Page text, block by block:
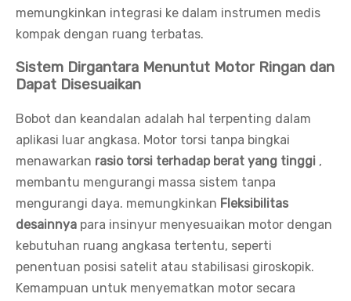
memungkinkan integrasi ke dalam instrumen medis
kompak dengan ruang terbatas.
Sistem Dirgantara Menuntut Motor Ringan dan
Dapat Disesuaikan
Bobot dan keandalan adalah hal terpenting dalam
aplikasi luar angkasa. Motor torsi tanpa bingkai
menawarkan rasio torsi terhadap berat yang tinggi ,
membantu mengurangi massa sistem tanpa
mengurangi daya. memungkinkan Fleksibilitas
desainnya para insinyur menyesuaikan motor dengan
kebutuhan ruang angkasa tertentu, seperti
penentuan posisi satelit atau stabilisasi giroskopik.
Kemampuan untuk menyematkan motor secara